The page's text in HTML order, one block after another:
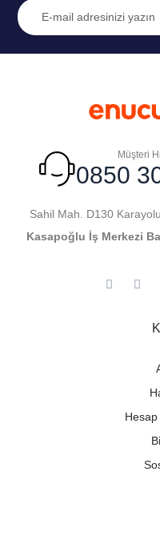
Müşteri
0850
Sahil Mah. D130
Kasapoğlu İş Merkezi